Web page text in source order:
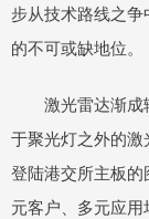
步从技术路线之
的不可或缺地位。
激光雷达渐
于聚光灯之外的
登陆港交所主板
元客户、多元应